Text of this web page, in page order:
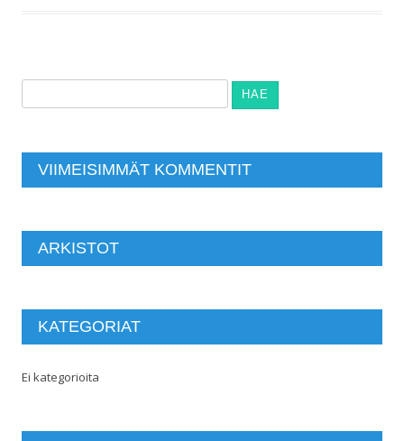
VIIMEISIMMÄT KOMMENTIT
ARKISTOT
KATEGORIAT
Ei kategorioita